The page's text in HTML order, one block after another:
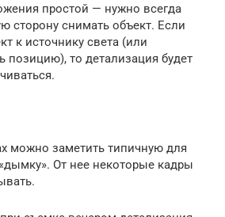
простой — нужно всегда
сторону снимать объект. Если
к источнику света (или
позицию), то детализация будет
можно заметить типичную для
От нее некоторые кадры